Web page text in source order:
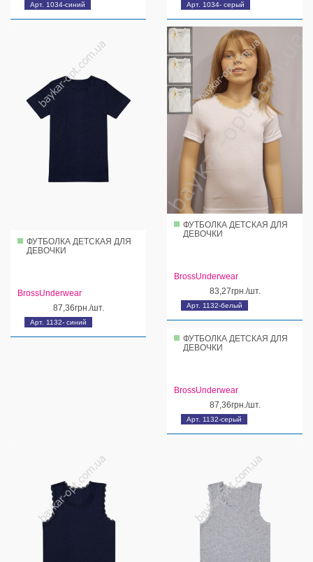
Арт. 1034-синий Арт. 1034- серый
Арт. 1132- синий
ФУТБОЛКА ДЕТСКАЯ ДЛЯ
ДЕВОЧКИ
BrossUnderwear
87,36грн./шт.
Арт. 1132-белый
ФУТБОЛКА ДЕТСКАЯ ДЛЯ
ДЕВОЧКИ
BrossUnderwear
83,27грн./шт.
Арт. 1132-серый
ФУТБОЛКА ДЕТСКАЯ ДЛЯ
ДЕВОЧКИ
BrossUnderwear
87,36грн./шт.